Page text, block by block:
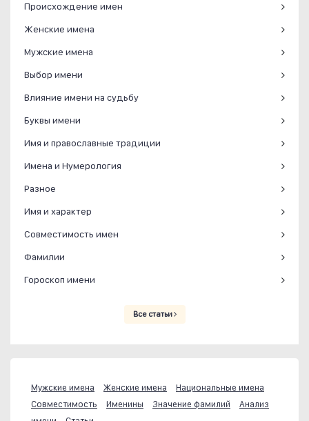
Происхождение имен
Женские имена
Мужские имена
Выбор имени
Влияние имени на судьбу
Буквы имени
Имя и православные традиции
Имена и Нумерология
Разное
Имя и характер
Совместимость имен
Фамилии
Гороскоп имени
Все статьи
Мужские имена Женские имена
Национальные имена
Совместимость
Именины Значение фамилий
Анализ